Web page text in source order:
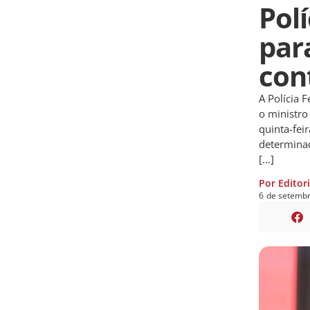
A Polícia
o ministro
quinta-
[…]
Por
6 de